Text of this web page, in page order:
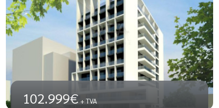
102.999€+ TVA